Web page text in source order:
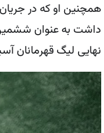
همچنین او که در جریان
داشت به عنوان
نهایی لیگ قهرمانان